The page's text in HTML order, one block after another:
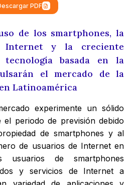
PDF
de los smartphones, la
Internet y la creciente
basada en la
el mercado de la
Latinoamérica
experimente un sólido
el periodo de previsión debido
de smartphones y al
de usuarios de Internet en
usuarios de smartphones
y servicios de Internet a